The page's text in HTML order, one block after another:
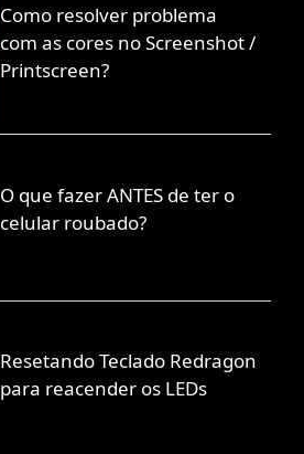
Como resolver problema
com as cores no Screenshot /
Printscreen?
O que fazer ANTES de ter o
celular roubado?
Resetando Teclado Redragon
para reacender os LEDs